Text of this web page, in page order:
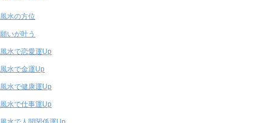
風水の方位
願いが叶う
風水で恋愛運Up
風水で金運Up
風水で健康運Up
風水で仕事運Up